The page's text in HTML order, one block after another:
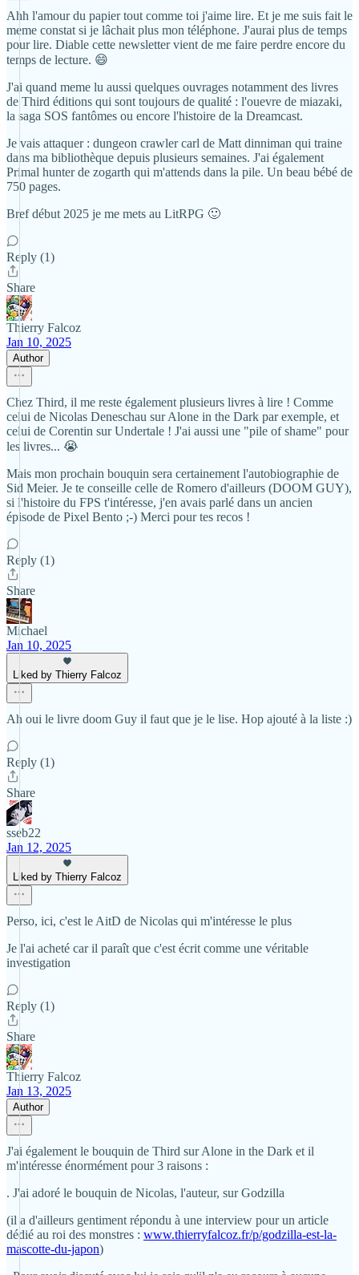
Ahh l'amour du papier tout comme toi j'aime lire. Et je me suis fait le
meme constat si je lâchait plus mon téléphone. J'aurai plus de temps
pour lire. Diable cette newsletter vient de me faire perdre encore du
temps de lecture. 😄
J'ai quand meme lu aussi quelques ouvrages notamment des livres
de Third éditions qui sont toujours de qualité : l'ouevre de miazaki,
la saga SOS fantômes ou encore l'histoire de la Dreamcast.
Je vais attaquer : dungeon crawler carl de Matt dinniman qui traine
dans ma bibliothèque depuis plusieurs semaines. J'ai également
Primal hunter de zogarth qui m'attends dans la pile. Un beau bébé de
750 pages.
Bref début 2025 je me mets au LitRPG 🙂
Reply (1)
Share
Thierry Falcoz
Jan 10, 2025
Author
Chez Third, il me reste également plusieurs livres à lire ! Comme
celui de Nicolas Deneschau sur Alone in the Dark par exemple, et
celui de Corentin sur Undertale ! J'ai aussi une "pile of shame" pour
les livres... 😭
Mais mon prochain bouquin sera certainement l'autobiographie de
Sid Meier. Je te conseille celle de Romero d'ailleurs (DOOM GUY),
si l'histoire du FPS t'intéresse, j'en avais parlé dans un ancien
épisode de Pixel Bento ;-) Merci pour tes recos !
Reply (1)
Share
Michael
Jan 10, 2025
Liked by Thierry Falcoz
Ah oui le livre doom Guy il faut que je le lise. Hop ajouté à la liste :)
Reply (1)
Share
sseb22
Jan 12, 2025
Liked by Thierry Falcoz
Perso, ici, c'est le AitD de Nicolas qui m'intéresse le plus
Je l'ai acheté car il paraît que c'est écrit comme une véritable
investigation
Reply (1)
Share
Thierry Falcoz
Jan 13, 2025
Author
J'ai également le bouquin de Third sur Alone in the Dark et il
m'intéresse énormément pour 3 raisons :
. J'ai adoré le bouquin de Nicolas, l'auteur, sur Godzilla
(il a d'ailleurs gentiment répondu à une interview pour un article
dédié au roi des monstres : www.thierryfalcoz.fr/p/godzilla-est-la-
mascotte-du-japon)